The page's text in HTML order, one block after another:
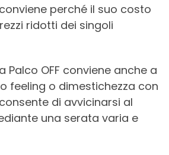
perché il suo costo
ridotti dei singoli
Palco OFF conviene anche a
feeling o dimestichezza con
di avvicinarsi al
una serata varia e